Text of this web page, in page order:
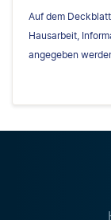
Auf dem
Hausarbeit,
angegeben